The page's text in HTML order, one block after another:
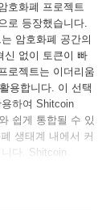
호화폐 프로젝트
로 등장했습니다.
암호화폐 공간의
신 없이 토큰이 빠
로젝트는 이더리움
용합니다. 이 선택
하여 Shitcoin
쉽게 통합될 수 있
생태계 내에서 커
다. Shitcoin
많은 디지털 자